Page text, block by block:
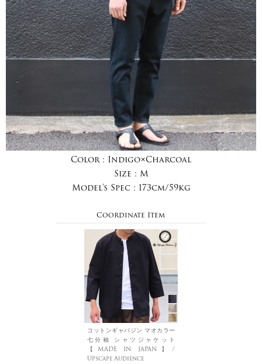
Color : Indigo×Charcoal
Size : M
Model's Spec : 173cm/59kg
Coordinate Item
コットンギャバジン マオカラー
七分袖 シャツジャケット
【MADE IN JAPAN】/
Upscape Audience